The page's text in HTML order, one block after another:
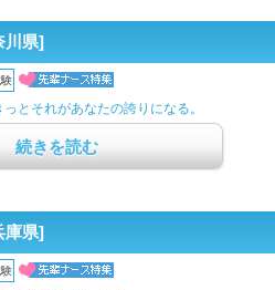
川県]
とそれがあなたの誇りになる。
続きを読む
庫県]